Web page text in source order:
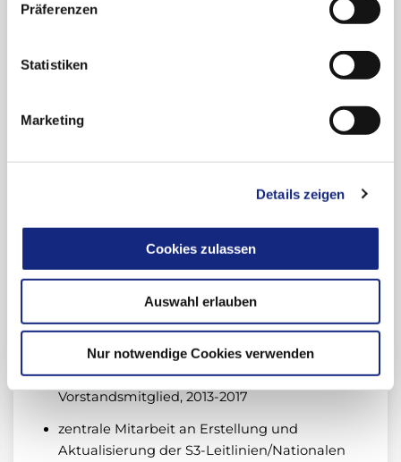
Präferenzen
Statistiken
Marketing
Details zeigen
Cookies zulassen
Auswahl erlauben
Nur notwendige Cookies verwenden
Regierungskommission für eine moderne
Krankenhausversorgung
Vorstandsmitglied (wissenschaftlicher
Sekretär) von IGSLI (International Group for
the Study of Lithium Treated Patients), 2002-
2022
Vorsitzender der Berliner Gesellschaft für
Psychiatrie und Neurologie und weiterhin
Vorstandsmitglied, 2013-2017
zentrale Mitarbeit an Erstellung und
Aktualisierung der S3-Leitlinien/Nationalen